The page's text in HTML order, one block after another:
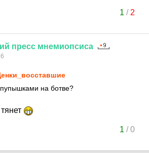
1 / 2
пресс мнемиопсиса
на ботве?
1 /0